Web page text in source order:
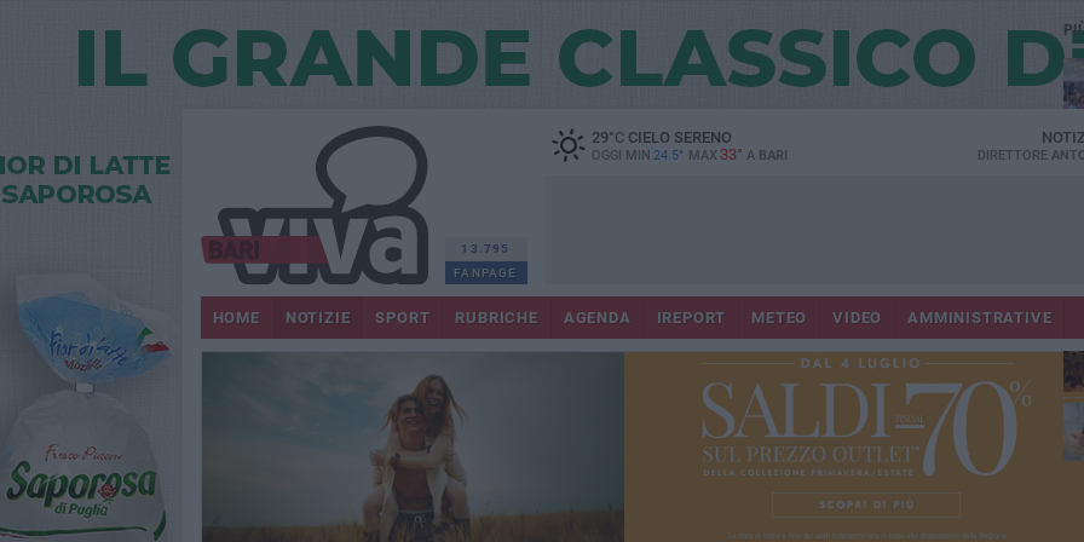
13.795
FANPAGE
29°CCIELO SERENO
OGGI MIN 24.5° MAX 33° A BARI DIRETTORE
HOME NOTIZIE SPORT RUBRICHE AGENDA IREPORT METEO VIDEO AMMINISTRATIVE